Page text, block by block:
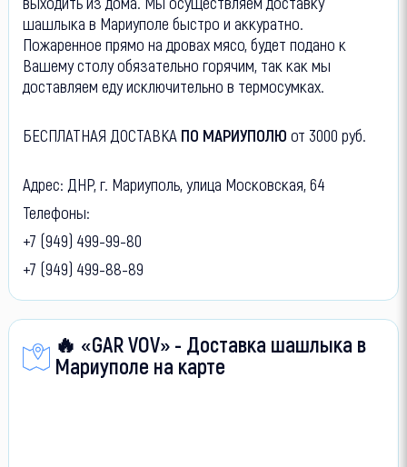
шашлыка в Мариуполе быстро и аккуратно.
Пожаренное прямо на дровах мясо, будет подано к
Вашему столу обязательно горячим, так как мы
доставляем еду исключительно в термосумках.
БЕСПЛАТНАЯ ДОСТАВКА ПО МАРИУПОЛЮ от 3000 руб.
Адрес: ДНР, г. Мариуполь, улица Московская, 64
Телефоны:
+7 (949) 499-99-80
+7 (949) 499-88-89
🔥 «GAR VOV» - Доставка шашлыка в
Мариуполе на карте